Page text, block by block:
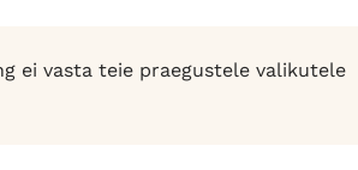
ei vasta teie praegustele valikutele